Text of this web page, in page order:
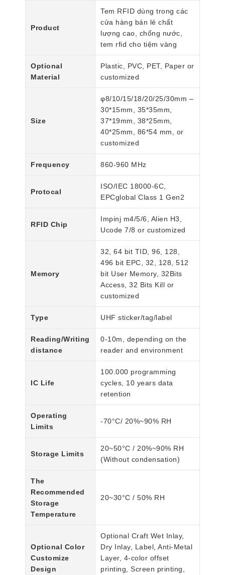
Product
Tem RFID dùng trong các
cửa hàng bán lẻ chất
lượng cao, chống nước,
tem rfid cho tiệm vàng
Optional
Material
Plastic, PVC, PET, Paper or
customized
Size
φ8/10/15/18/20/25/30mm –
30*15mm, 35*35mm,
37*19mm, 38*25mm,
40*25mm, 86*54 mm, or
customized
Frequency 860-960 MHz
Protocal
ISO/IEC 18000-6C,
EPCglobal Class 1 Gen2
RFID Chip
Impinj m4/5/6, Alien H3,
Ucode 7/8 or customized
Memory
32, 64 bit TID, 96, 128,
496 bit EPC, 32, 128, 512
bit User Memory, 32Bits
Access, 32 Bits Kill or
customized
Type UHF sticker/tag/label
Reading/Writing
distance
0-10m, depending on the
reader and environment
IC Life
100.000 programming
cycles, 10 years data
retention
Operating
Limits
-70°C/ 20%~90% RH
Storage Limits
20~50°C / 20%~90% RH
(Without condensation)
The
Recommended
Storage
Temperature
20~30°C / 50% RH
Optional Color
Customize
Design
Optional Craft Wet Inlay,
Dry Inlay, Label, Anti-Metal
Layer, 4-color offset
printing, Screen printing,